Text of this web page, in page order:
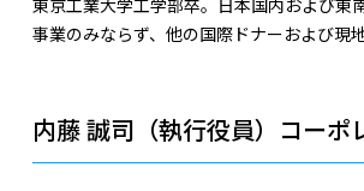
東京工業大学工学部卒。日本国内および東
事業のみならず、他の国際ドナーおよび現
内藤 誠司（執行役員）コーポ